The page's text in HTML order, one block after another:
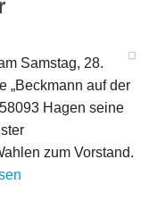
Samstag, 28.
„Beckmann auf der
Hagen seine
zum Vorstand.